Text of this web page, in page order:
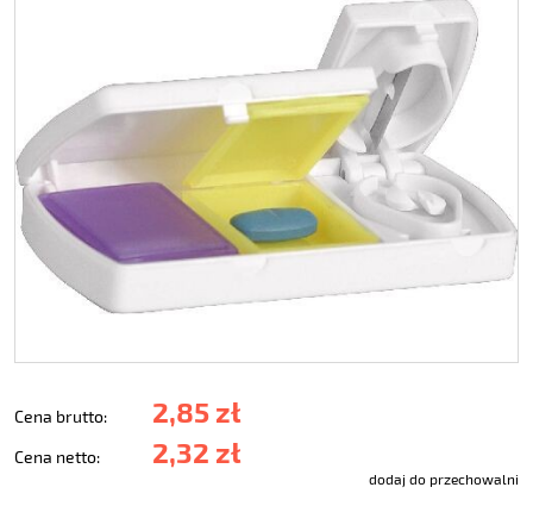
Cena brutto: 2,85 zł
Cena netto: 2,32 zł
dodaj do przechowalni